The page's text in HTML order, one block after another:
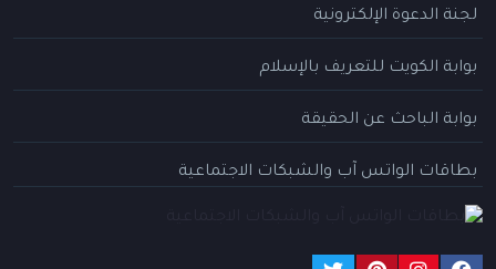
لجنة الدعوة الإلكترونية
بوابة الكويت للتعريف بالإسلام
بوابة الباحث عن الحقيقة
بطاقات الواتس آب والشبكات الاجتماعية